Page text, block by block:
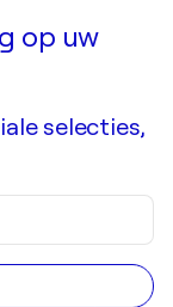
op uw
selecties,